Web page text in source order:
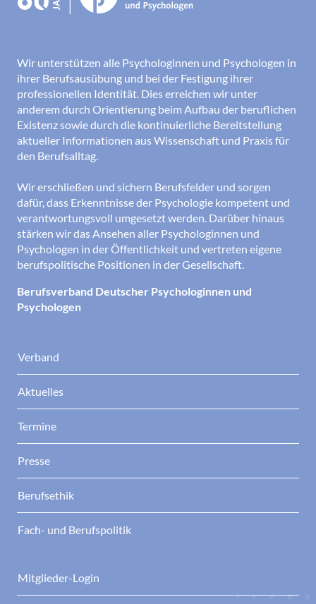
Wir unterstützen alle Psychologinnen und Psychologen in
ihrer Berufsausübung und bei der Festigung ihrer
professionellen Identität. Dies erreichen wir unter
anderem durch Orientierung beim Aufbau der beruflichen
Existenz sowie durch die kontinuierliche Bereitstellung
aktueller Informationen aus Wissenschaft und Praxis für
den Berufsalltag.
Wir erschließen und sichern Berufsfelder und sorgen
dafür, dass Erkenntnisse der Psychologie kompetent und
verantwortungsvoll umgesetzt werden. Darüber hinaus
stärken wir das Ansehen aller Psychologinnen und
Psychologen in der Öffentlichkeit und vertreten eigene
berufspolitische Positionen in der Gesellschaft.
Berufsverband Deutscher Psychologinnen und
Psychologen
Verband
Aktuelles
Termine
Presse
Berufsethik
Fach- und Berufspolitik
Mitglieder-Login